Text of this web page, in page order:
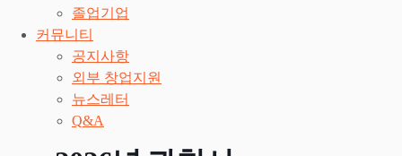
졸업기업
커뮤니티
공지사항
외부 창업지원
뉴스레터
Q&A